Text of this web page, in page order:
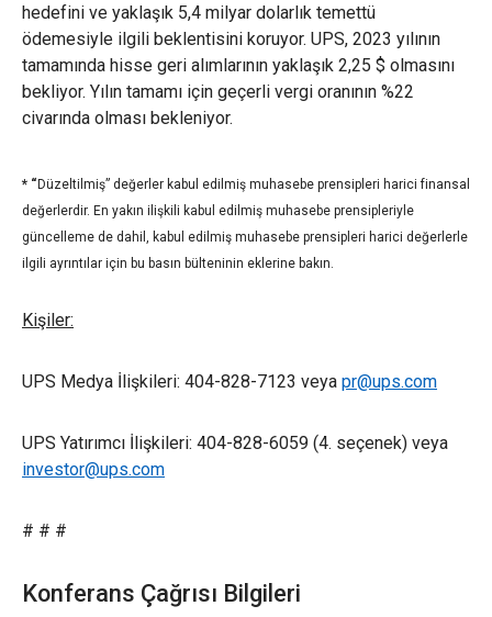
hedefini ve yaklaşık 5,4 milyar dolarlık temettü
ödemesiyle ilgili beklentisini koruyor. UPS, 2023 yılının
tamamında hisse geri alımlarının yaklaşık 2,25 $ olmasını
bekliyor. Yılın tamamı için geçerli vergi oranının %22
civarında olması bekleniyor.
* “Düzeltilmiş” değerler kabul edilmiş muhasebe prensipleri harici finansal
değerlerdir. En yakın ilişkili kabul edilmiş muhasebe prensipleriyle
güncelleme de dahil, kabul edilmiş muhasebe prensipleri harici değerlerle
ilgili ayrıntılar için bu basın bülteninin eklerine bakın.
Kişiler:
UPS Medya İlişkileri: 404-828-7123 veya pr@ups.com
UPS Yatırımcı İlişkileri: 404-828-6059 (4. seçenek) veya
investor@ups.com
# # #
Konferans Çağrısı Bilgileri